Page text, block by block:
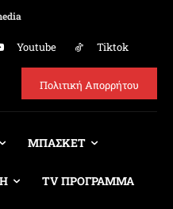
Youtube Tiktok
Πολιτική Απορρήτου
ΜΠΑΣΚΕΤ
TV ΠΡΟΓΡΑΜΜΑ